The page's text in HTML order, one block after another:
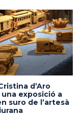
d’Aro
exposició a
suro de l’artesà